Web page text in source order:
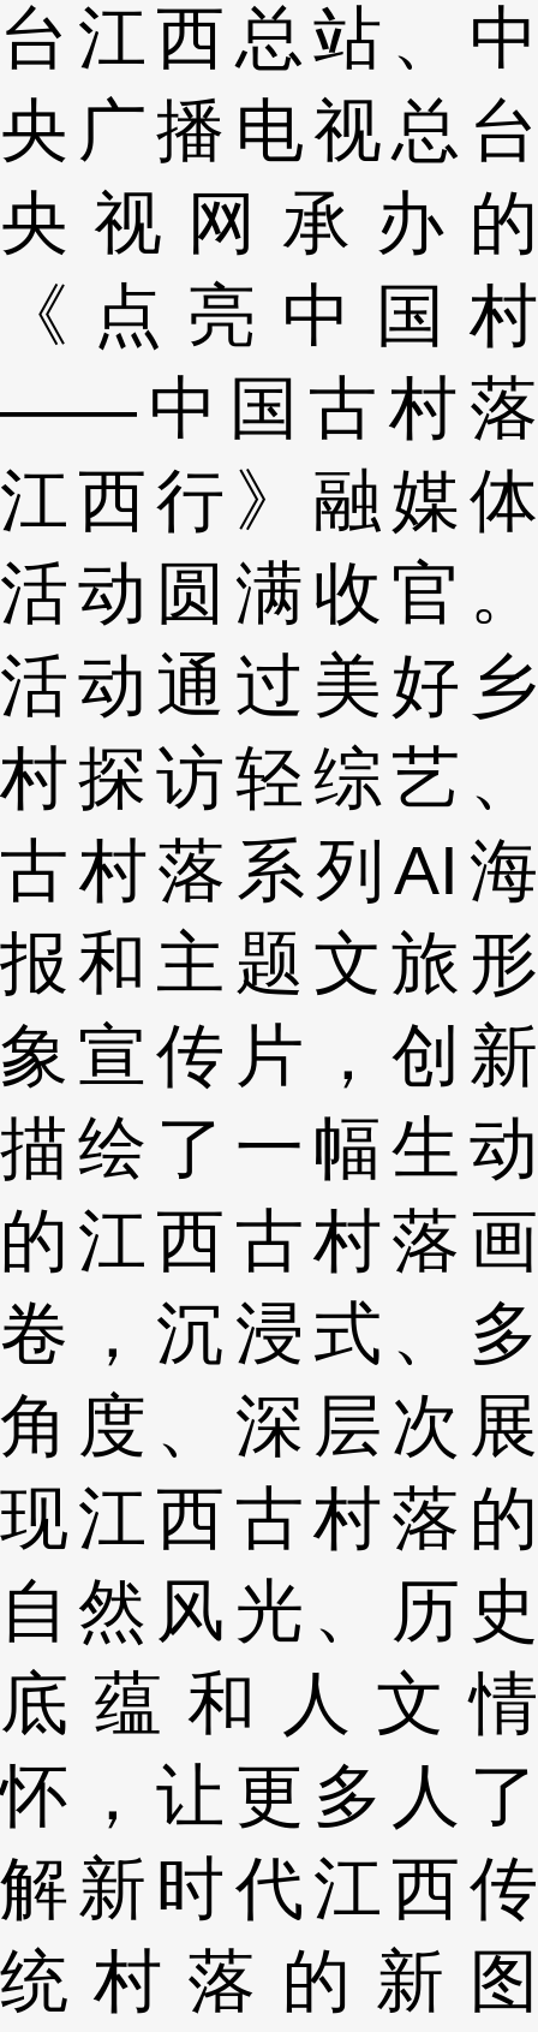
台江西总站、中
央广播电视总台
央视网承办的
《点亮中国村
——中国古村落
江西行》融媒体
活动圆满收官。
活动通过美好乡
村探访轻综艺、
古村落系列AI海
报和主题文旅形
象宣传片，创新
描绘了一幅生动
的江西古村落画
卷，沉浸式、多
角度、深层次展
现江西古村落的
自然风光、历史
底蕴和人文情
怀，让更多人了
解新时代江西传
统村落的新图